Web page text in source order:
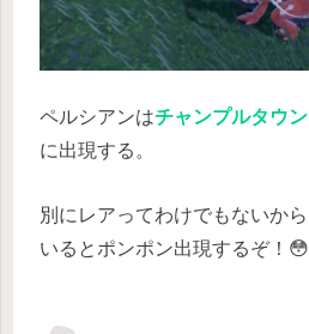
ペルシアンはチャンプルタウ
に出現する。
別にレアってわけでもないか
いるとポンポン出現するぞ！😳